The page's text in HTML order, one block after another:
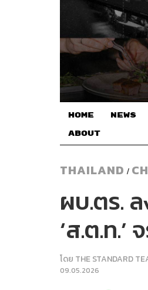
HOME NEWS
ABOUT
THAILAND /
ผบ.ตร.
‘ส.ต.ท
โดย THE STANDARD
09.05.2026